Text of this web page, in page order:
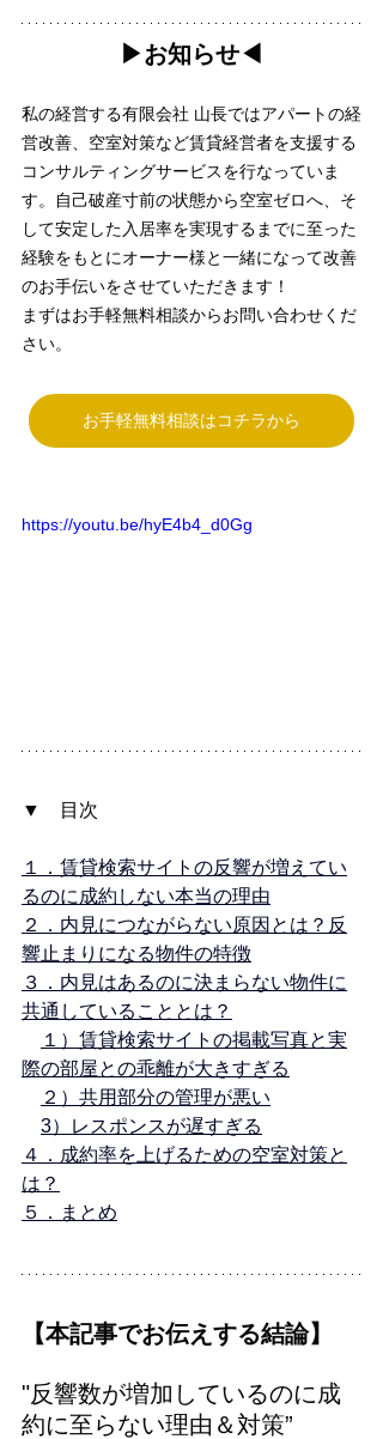
▶︎お知らせ◀︎
私の経営する有限会社 山長ではアパートの経
営改善、空室対策など賃貸経営者を支援する
コンサルティングサービスを行なっていま
す。自己破産寸前の状態から空室ゼロへ、そ
して安定した入居率を実現するまでに至った
経験をもとにオーナー様と一緒になって改善
のお手伝いをさせていただきます！
まずはお手軽無料相談からお問い合わせくだ
さい。
お手軽無料相談はコチラから
https://youtu.be/hyE4b4_d0Gg
▼　目次
１．賃貸検索サイトの反響が増えてい
るのに成約しない本当の理由
２．内見につながらない原因とは？反
響止まりになる物件の特徴
３．内見はあるのに決まらない物件に
共通していることとは？
１）賃貸検索サイトの掲載写真と実
際の部屋との乖離が大きすぎる
２）共用部分の管理が悪い
3）レスポンスが遅すぎる
４．成約率を上げるための空室対策と
は？
５．まとめ
【本記事でお伝えする結論】
"反響数が増加しているのに成
約に至らない理由＆対策”